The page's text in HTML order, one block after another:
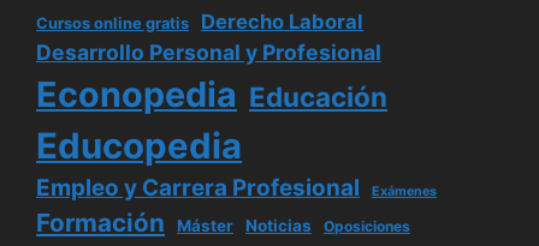
Cursos online gratis Derecho Laboral
Desarrollo Personal y Profesional
Econopedia Educación
Educopedia
Empleo y Carrera Profesional Exámenes
Formación Máster Noticias Oposiciones